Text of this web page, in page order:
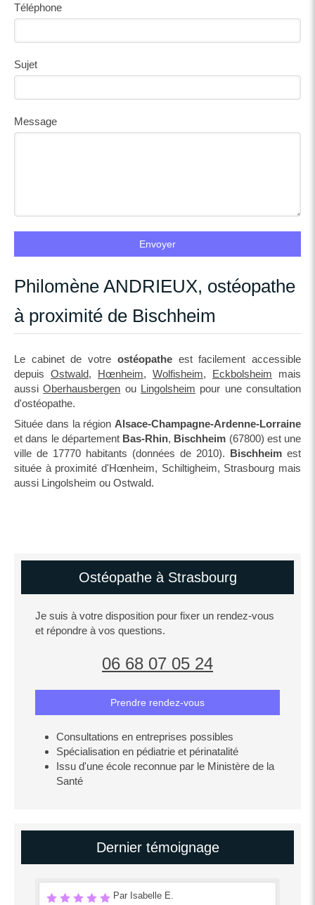
Téléphone
Sujet
Message
Envoyer
Philomène ANDRIEUX, ostéopathe
à proximité de Bischheim
Le cabinet de votre ostéopatheest facilement accessible
depuis Ostwald, Hœnheim, Wolfisheim, Eckbolsheim mais
aussiOberhausbergen ou Lingolsheim pour une consultation
d'ostéopathe.
Située dans la région Alsace-Champagne-Ardenne-Lorraine
et dans le département Bas-Rhin, Bischheim (67800) est une
ville de 17770 habitants (données de 2010). Bischheim est
située à proximité d'Hœnheim, Schiltigheim, Strasbourg mais
aussi Lingolsheim ou Ostwald.
Ostéopathe à Strasbourg
Je suis à votre disposition pour fixer un rendez-vous
et répondre à vos questions.
06 68 07 05 24
Prendre rendez-vous
Consultations en entreprises possibles
Spécialisation en pédiatrie et périnatalité
Issu d'une école reconnue par le Ministère de la
Santé
Dernier témoignage
Par Isabelle E.